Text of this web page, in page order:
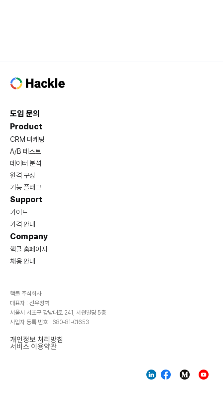
핵클 주식회사
대표자 : 선우창학
서울시 서초구 강남대로 241, 세원빌딩 5층
사업자 등록 번호 : 680-81-01653
개인정보 처리방침
서비스 이용약관
도입 문의
Product
CRM 마케팅
A/B 테스트
데이터 분석
원격 구성
기능 플래그
Support
가이드
가격 안내
Company
핵클 홈페이지
채용 안내